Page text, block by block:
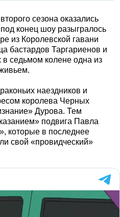
сезона оказались
конец шоу разыгралось
из Королевской гавани
бастардов Таргариенов и
седьмом колене одна из
наездников и
королева Черных
Дурова. Тем
подвига Павла
которые в последнее
свой «провидческий»